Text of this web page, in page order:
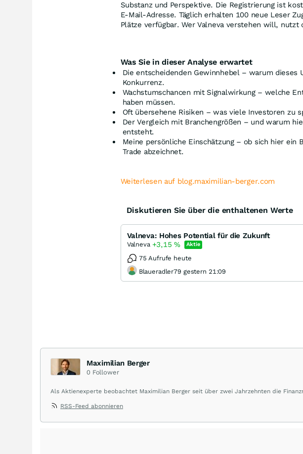
Substanz und Perspektive. Die Registrierung ist
E-Mail-Adresse. Täglich erhalten 100 neue Leser
Plätze verfügbar. Wer Valneva verstehen will, nutzt
Was Sie in dieser Analyse erwartet
Die entscheidenden Gewinnhebel – warum
Konkurrenz.
Wachstumschancen mit Signalwirkung – welche
haben müssen.
Oft übersehene Risiken – was viele Investoren zu
Der Vergleich mit Branchengrößen – und warum
entsteht.
Meine persönliche Einschätzung – ob sich hier ein
Trade abzeichnet.
Weiterlesen auf blog.maximilian-berger.com
Diskutieren Sie über die enthaltenen Werte
Valneva: Hohes Potential für die Zukunft
Valneva +3,15 % Aktie
75 Aufrufe heute
Blaueradler79 gestern 21:09
Maximilian Berger
0 Follower
Als Aktienexperte beobachtet Maximilian Berger seit über zwei Jahrzehnten die
RSS-Feed abonnieren